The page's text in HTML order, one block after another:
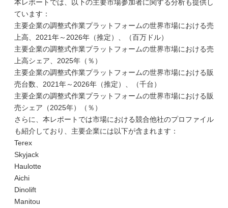
本レポートでは、以下の主要市場参加者に関する分析も提供し
ています：
主要企業の調整式作業プラットフォームの世界市場における売
上高、2021年～2026年（推定）、（百万ドル）
主要企業の調整式作業プラットフォームの世界市場における売
上高シェア、2025年（％）
主要企業の調整式作業プラットフォームの世界市場における販
売台数、2021年～2026年（推定）、（千台）
主要企業の調整式作業プラットフォームの世界市場における販
売シェア（2025年）（％）
さらに、本レポートでは市場における競合他社のプロファイル
も紹介しており、主要企業には以下が含まれます：
Terex
Skyjack
Haulotte
Aichi
Dinolift
Manitou